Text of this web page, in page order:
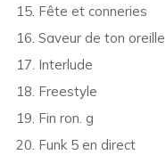
15. Fête et conneries
16. Saveur de ton oreille
17. Interlude
18. Freestyle
19. Fin ron. g
20. Funk 5 en direct